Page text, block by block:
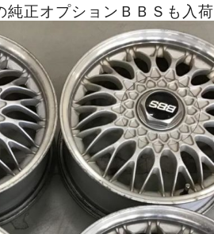
正オプションＢＢＳも入